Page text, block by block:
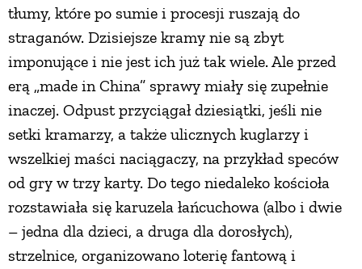
tłumy, które po sumie i procesji ruszają do
straganów. Dzisiejsze kramy nie są zbyt
imponujące i nie jest ich już tak wiele. Ale przed
erą „made in China” sprawy miały się zupełnie
inaczej. Odpust przyciągał dziesiątki, jeśli nie
setki kramarzy, a także ulicznych kuglarzy i
wszelkiej maści naciągaczy, na przykład speców
od gry w trzy karty. Do tego niedaleko kościoła
rozstawiała się karuzela łańcuchowa (albo i dwie
– jedna dla dzieci, a druga dla dorosłych),
strzelnice, organizowano loterię fantową i